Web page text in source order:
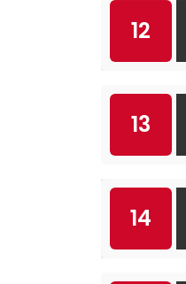
12
13
14